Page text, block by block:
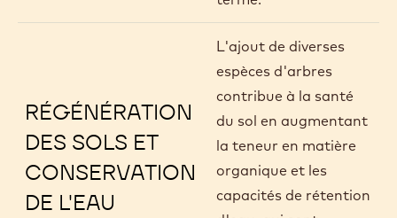
RÉGÉNÉRATION
DES SOLS ET
CONSERVATION
DE L'EAU
L'ajout de diverses
espèces d'arbres
contribue à la santé
du sol en augmentant
la teneur en matière
organique et les
capacités de rétention